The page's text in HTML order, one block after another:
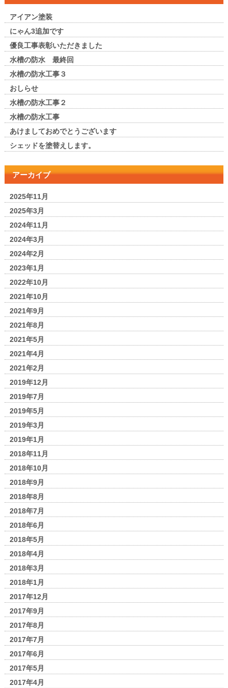
アイアン塗装
にゃん3追加です
優良工事表彰いただきました
水槽の防水 最終回
水槽の防水工事３
おしらせ
水槽の防水工事２
水槽の防水工事
あけましておめでとうございます
シェッドを塗替えします。
アーカイブ
2025年11月
2025年3月
2024年11月
2024年3月
2024年2月
2023年1月
2022年10月
2021年10月
2021年9月
2021年8月
2021年5月
2021年4月
2021年2月
2019年12月
2019年7月
2019年5月
2019年3月
2019年1月
2018年11月
2018年10月
2018年9月
2018年8月
2018年7月
2018年6月
2018年5月
2018年4月
2018年3月
2018年1月
2017年12月
2017年9月
2017年8月
2017年7月
2017年6月
2017年5月
2017年4月